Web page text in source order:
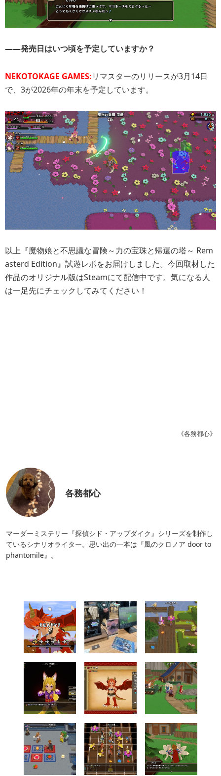
――発売日はいつ頃を予定していますか？
NEKOTOKAGE GAMES:リマスターのリリースが3月14日
で、3が2026年の年末を予定しています。
以上『魔物娘と不思議な冒険～力の宝珠と帰還の塔～ Rem
asterd Edition』試遊レポをお届けしました。今回取材した
作品のオリジナル版はSteamにて配信中です。気になる人
は一足先にチェックしてみてください！
《各務都心》
各務都心
マーダーミステリー『探偵シド・アップダイク』シリーズを制作し
ているシナリオライター。思い出の一本は『風のクロノア door to
phantomile』。